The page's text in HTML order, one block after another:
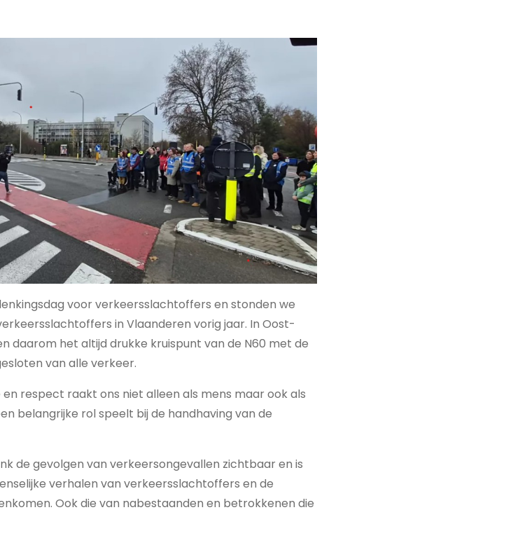
voor verkeersslachtoffers en stonden we
in Vlaanderen vorig jaar. In Oost-
daarom het altijd drukke kruispunt van de N60 met de
van alle verkeer.
respect raakt ons niet alleen als mens maar ook als
belangrijke rol speelt bij de handhaving van de
de gevolgen van verkeersongevallen zichtbaar en is
verhalen van verkeersslachtoffers en de
Ook die van nabestaanden en betrokkenen die